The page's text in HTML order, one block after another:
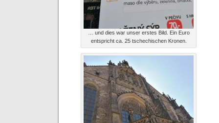
… und dies war unser erstes Bild. Ein Euro
entspricht ca. 25 tschechischen Kronen.